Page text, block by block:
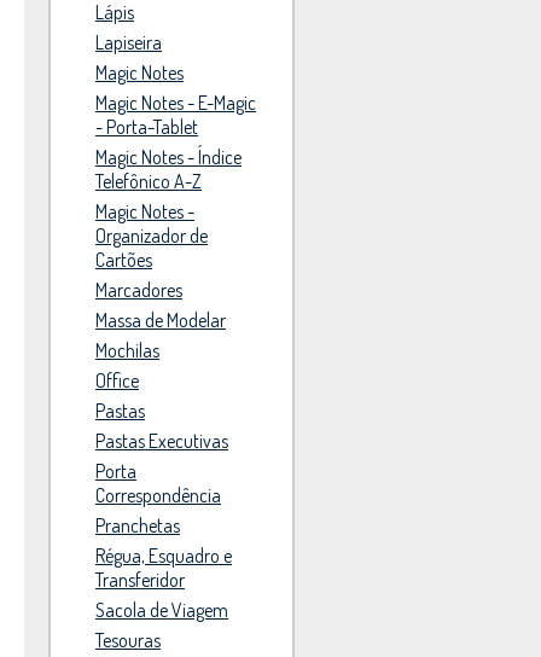
Lápis
Lapiseira
Magic Notes
Magic Notes - E-Magic
- Porta-Tablet
Magic Notes - Índice
Telefônico A-Z
Magic Notes -
Organizador de
Cartões
Marcadores
Massa de Modelar
Mochilas
Office
Pastas
Pastas Executivas
Porta
Correspondência
Pranchetas
Régua, Esquadro e
Transferidor
Sacola de Viagem
Tesouras